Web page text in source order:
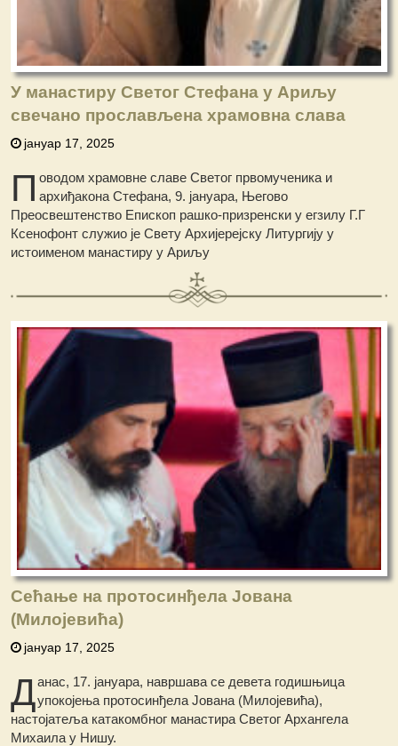
У манастиру Светог Стефана у Ариљу
свечано прослављена храмовна слава
јануар 17, 2025
П оводом храмовне славе Светог првомученика и
архиђакона Стефана, 9. јануара, Његово
Преосвештенство Епископ рашко-призренски у егзилу Г.Г
Ксенофонт служио је Свету Архијерејску Литургију у
истоименом манастиру у Ариљу
Сећање на протосинђела Јована
(Милојевића)
јануар 17, 2025
Данас, 17. јануара, навршава се девета годишњица
упокојења протосинђела Јована (Милојевића),
настојатеља катакомбног манастира Светог Архангела
Михаила у Нишу.